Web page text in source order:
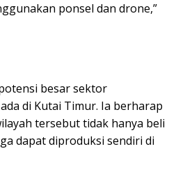
ponsel dan drone,”
besar sektor
di Kutai Timur. Ia berharap
tersebut tidak hanya beli
dapat diproduksi sendiri di